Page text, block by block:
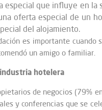
que influye en la
oferta especial de un
del alojamiento.
es importante
un amigo o familiar.
hotelera
de negocios (79%
y conferencias que se